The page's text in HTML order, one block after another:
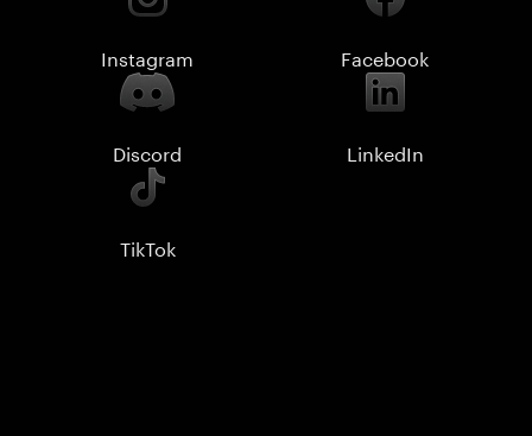
Instagram Facebook
Discord LinkedIn
TikTok